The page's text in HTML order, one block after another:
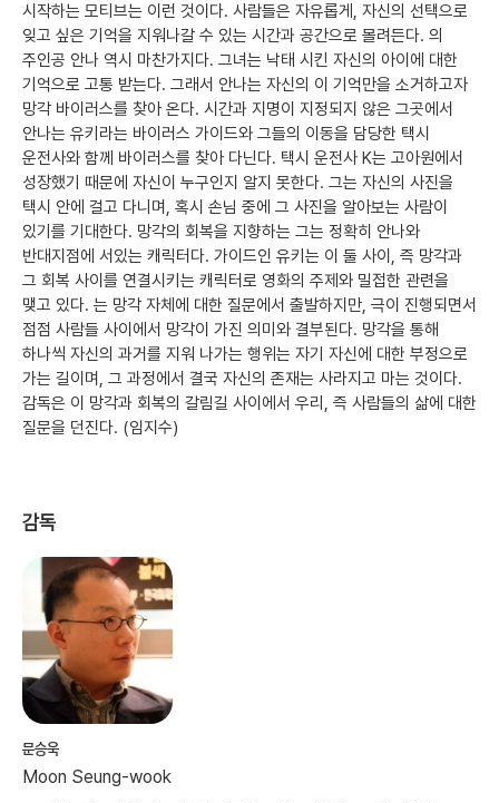
시작하는 모티브는 이런 것이다. 사람들은 자유롭게, 자신의 선택으로
잊고 싶은 기억을 지워나갈 수 있는 시간과 공간으로 몰려든다. 의
주인공 안나 역시 마찬가지다. 그녀는 낙태 시킨 자신의 아이에 대한
기억으로 고통 받는다. 그래서 안나는 자신의 이 기억만을 소거하고자
망각 바이러스를 찾아 온다. 시간과 지명이 지정되지 않은 그곳에서
안나는 유키라는 바이러스 가이드와 그들의 이동을 담당한 택시
운전사와 함께 바이러스를 찾아 다닌다. 택시 운전사 K는 고아원에서
성장했기 때문에 자신이 누구인지 알지 못한다. 그는 자신의 사진을
택시 안에 걸고 다니며, 혹시 손님 중에 그 사진을 알아보는 사람이
있기를 기대한다. 망각의 회복을 지향하는 그는 정확히 안나와
반대지점에 서있는 캐릭터다. 가이드인 유키는 이 둘 사이, 즉 망각과
그 회복 사이를 연결시키는 캐릭터로 영화의 주제와 밀접한 관련을
맺고 있다. 는 망각 자체에 대한 질문에서 출발하지만, 극이 진행되면서
점점 사람들 사이에서 망각이 가진 의미와 결부된다. 망각을 통해
하나씩 자신의 과거를 지워 나가는 행위는 자기 자신에 대한 부정으로
가는 길이며, 그 과정에서 결국 자신의 존재는 사라지고 마는 것이다.
감독은 이 망각과 회복의 갈림길 사이에서 우리, 즉 사람들의 삶에 대한
질문을 던진다. (임지수)
감독
문승욱
Moon Seung-wook